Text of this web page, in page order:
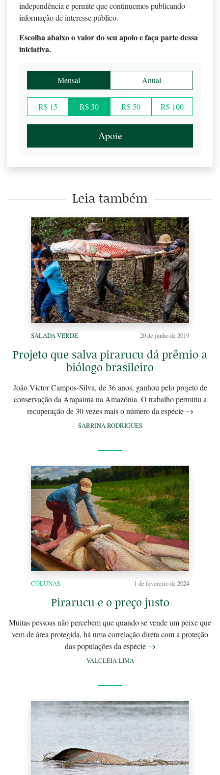
independência e permite que continuemos publicando
informação de interesse público.
Escolha abaixo o valor do seu apoio e faça parte dessa
iniciativa.
Mensal Anual
R$ 15 R$ 30 R$ 50 R$ 100
Apoie
Leia também
SALADA VERDE 20 de junho de 2019
Projeto que salva pirarucu dá prêmio a
biólogo brasileiro
João Victor Campos-Silva, de 36 anos, ganhou pelo projeto de
conservação da Arapaima na Amazônia. O trabalho permitiu a
recuperação de 30 vezes mais o número da espécie →
SABRINA RODRIGUES
COLUNAS 1 de fevereiro de 2024
Pirarucu e o preço justo
Muitas pessoas não percebem que quando se vende um peixe que
vem de área protegida, há uma correlação direta com a proteção
das populações da espécie →
VALCLÉIA LIMA